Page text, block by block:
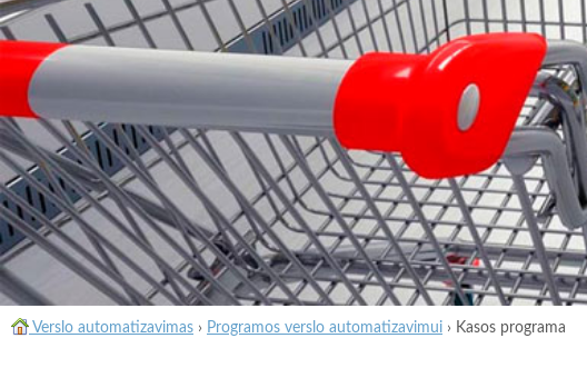
Verslo automatizavimas › Programos verslo automatizavimui › Kasos programa